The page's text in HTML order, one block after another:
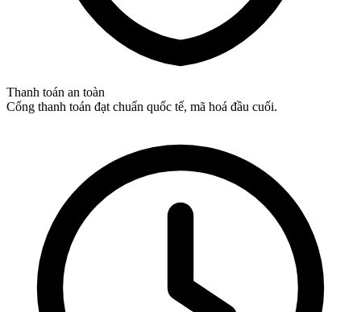
Thanh toán an toàn
Cổng thanh toán đạt chuẩn quốc tế, mã hoá đầu cuối.